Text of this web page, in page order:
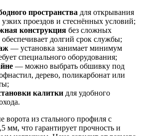
пространства для открывания
проездов и стеснённых условий;
конструкция без сложных
долгий срок службы;
— установка занимает минимум
специального оборудования;
— можно выбрать обшивку под
дерево, поликарбонат или
калитки для удобного
ворота из стального профиля с
мм, что гарантирует прочность и